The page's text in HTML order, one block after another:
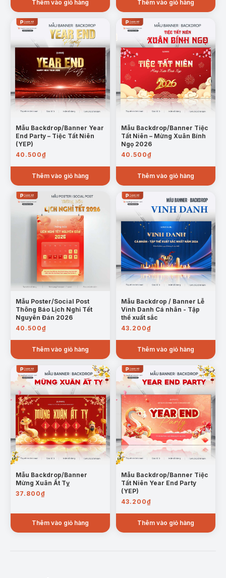
Thêm vào giỏ hàng Thêm vào giỏ hàng
Mẫu Backdrop/Banner Year
End Party – Tiệc Tất Niên
(YEP)
40.500₫
Thêm vào giỏ hàng
Mẫu Backdrop/Banner Tiệc
Tất Niên – Mừng Xuân Bính
Ngọ 2026
40.500₫
Thêm vào giỏ hàng
Mẫu Poster/Social Post
Thông Báo Lịch Nghỉ Tết
Nguyên Đán 2026
40.500₫
Thêm vào giỏ hàng
Mẫu Backdrop / Banner Lễ
Vinh Danh Cá nhân - Tập
thể xuất sắc
43.200₫
Thêm vào giỏ hàng
Mẫu Backdrop/Banner
Mừng Xuân Ất Tỵ
37.800₫
Thêm vào giỏ hàng
Mẫu Backdrop/Banner Tiệc
Tất Niên Year End Party
(YEP)
43.200₫
Thêm vào giỏ hàng